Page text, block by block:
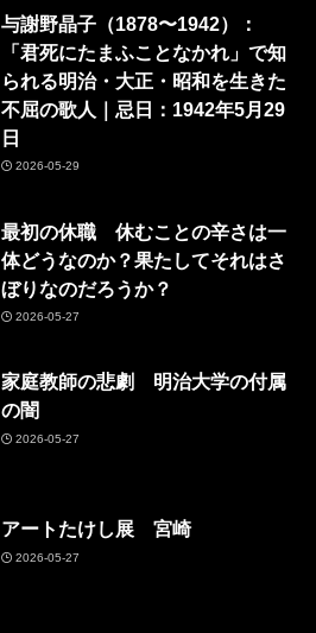
与謝野晶子（1878〜1942）：
「君死にたまふことなかれ」で知
られる明治・大正・昭和を生きた
不屈の歌人｜忌日：1942年5月29
日
2026-05-29
最初の休職 休むことの辛さは一
体どうなのか？果たしてそれはさ
ぼりなのだろうか？
2026-05-27
家庭教師の悲劇 明治大学の付属
の闇
2026-05-27
アートたけし展 宮崎
2026-05-27